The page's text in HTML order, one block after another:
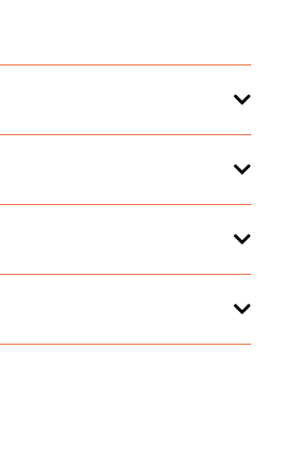
total : 3 persona(s)
2026 al 31 diciembre
2026
(amueblado)